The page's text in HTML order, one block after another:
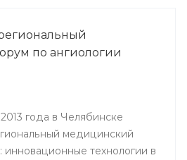
по ангиологии
года в Челябинске
медицинский
инновационные технологии в